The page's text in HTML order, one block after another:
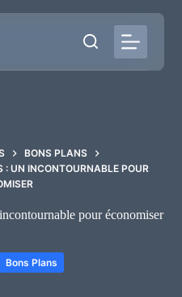
BONS PLANS
: UN INCONTOURNABLE POUR
pour économiser
Bons Plans